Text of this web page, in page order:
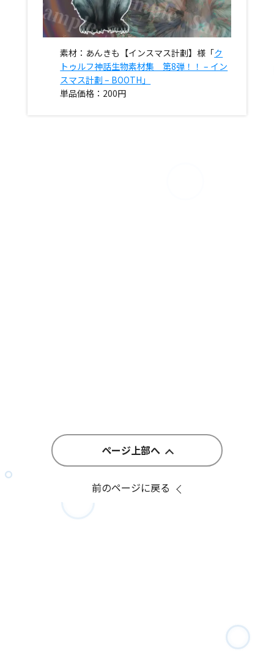
素材：あんきも【インスマス計劃】様「ク
トゥルフ神話生物素材集 第8弾！！ – イン
スマス計劃 – BOOTH」
単品価格：200円
ページ上部へ
前のページに戻る